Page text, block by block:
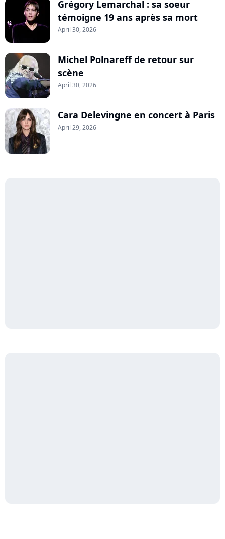
Grégory Lemarchal : sa soeur
témoigne 19 ans après sa mort
April 30, 2026
Michel Polnareff de retour sur
scène
April 30, 2026
Cara Delevingne en concert à Paris
April 29, 2026